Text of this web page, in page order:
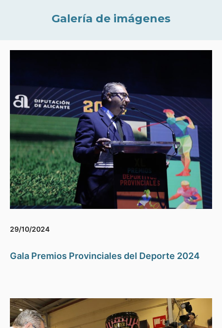
Galería de imágenes
29/10/2024
Gala Premios Provinciales del Deporte 2024